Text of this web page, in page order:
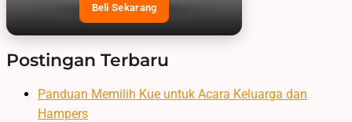
Beli Sekarang
Postingan Terbaru
Panduan Memilih Kue untuk Acara Keluarga dan
Hampers